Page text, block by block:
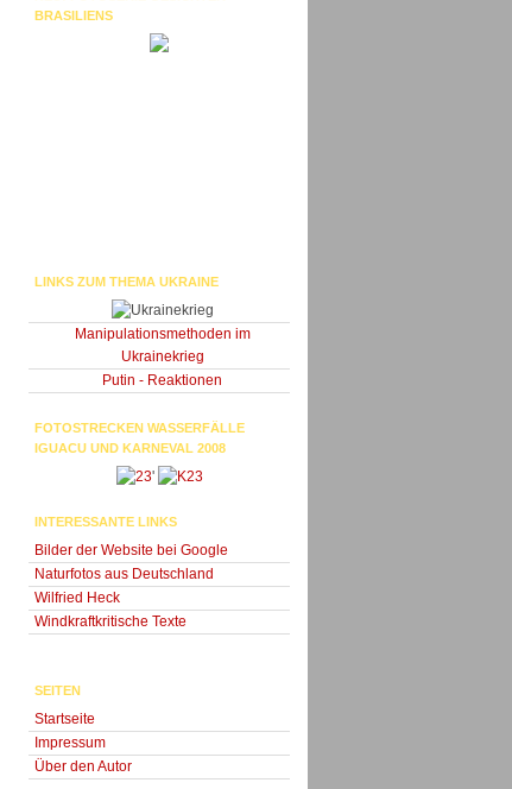
BRASILIENS
LINKS ZUM THEMA UKRAINE
Manipulationsmethoden im
Ukrainekrieg
Putin - Reaktionen
FOTOSTRECKEN WASSERFÄLLE
IGUACU UND KARNEVAL 2008
'
INTERESSANTE LINKS
Bilder der Website bei Google
Naturfotos aus Deutschland
Wilfried Heck
Windkraftkritische Texte
SEITEN
Startseite
Impressum
Über den Autor